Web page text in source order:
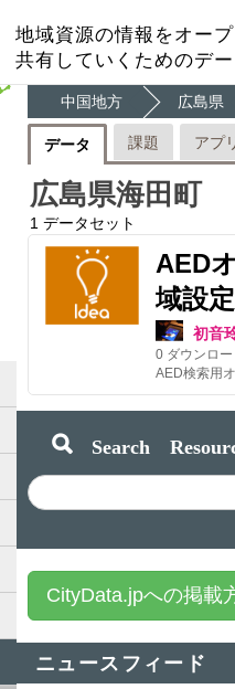
地域資源の情報をオー
共有していくためのデ
中国地方 広島県
データ 課題 アプ
広島県海田町
1 データセット
AED
域設
初音
0 ダウンロ
AED検索用
Search
CityData.jpへの掲載
ニュースフィード